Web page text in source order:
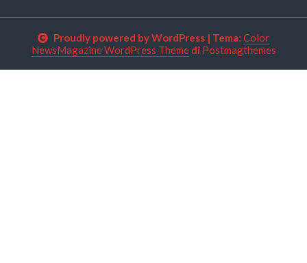
Proudly powered by WordPress | Tema: Color
NewsMagazine WordPress Themedi Postmagthemes